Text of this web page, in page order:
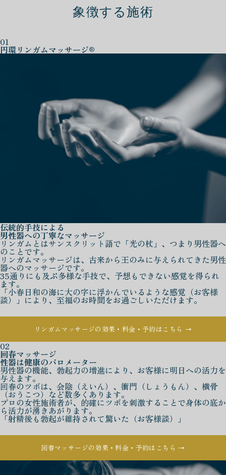
象徴する施術
01
円環リンガムマッサージ®
伝統的手技による
男性器への丁寧なマッサージ
リンガムとはサンスクリット語で「光の杖」、つまり男性器へ
のことです。
リンガムマッサージは、古来から王のみに与えられてきた男性
器へのマッサージです。
35通りにも及ぶ多様な手技で、予想もできない感覚を得られ
ます。
「小春日和の海に大の字に浮かんでいるような感覚（お客様
談）」により、至福のお時間をお過ごしいただけます。
リンガムマッサージの効果・料金・予約はこちら →
02
回春マッサージ
性器は健康のバロメーター
男性器の機能、勃起力の増進により、お客様に明日への活力を
与えます。
回春のツボは、会陰（えいん）、衝門（しょうもん）、横骨
（おうこつ）など数多くあります。
プロの女性施術者が、的確にツボを刺激することで身体の底か
ら活力が湧きあがります。
「射精後も勃起が維持されて驚いた（お客様談）」
回春マッサージの効果・料金・予約はこちら →